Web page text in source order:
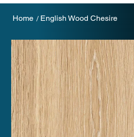
Home / English Wood Chesire